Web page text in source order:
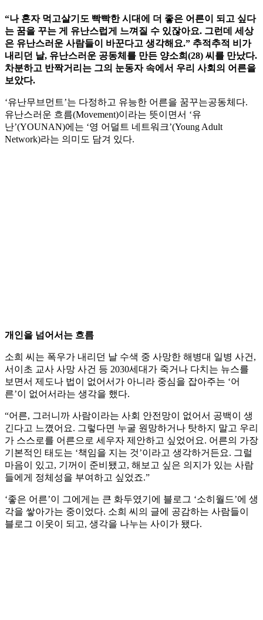
“나 혼자 먹고살기도 빡빡한 시대에 더 좋은 어른이 되고 싶다
는 꿈을 꾸는 게 유난스럽게 느껴질 수 있잖아요. 그런데 세상
은 유난스러운 사람들이 바꾼다고 생각해요.” 추적추적 비가
내리던 날, 유난스러운 공동체를 만든 양소희(28) 씨를 만났다.
차분하고 반짝거리는 그의 눈동자 속에서 우리 사회의 어른을
보았다.
‘유난무브먼트’는 다정하고 유능한 어른을 꿈꾸는공동체다.
유난스러운 흐름(Movement)이라는 뜻이면서 ‘유
난’(YOUNAN)에는 ‘영 어덜트 네트워크’(Young Adult
Network)라는 의미도 담겨 있다.
개인을 넘어서는 흐름
소희 씨는 폭우가 내리던 날 수색 중 사망한 해병대 일병 사건,
서이초 교사 사망 사건 등 2030세대가 죽거나 다치는 뉴스를
보면서 제도나 법이 없어서가 아니라 중심을 잡아주는 ‘어
른’이 없어서라는 생각을 했다.
“어른, 그러니까 사람이라는 사회 안전망이 없어서 공백이 생
긴다고 느꼈어요. 그렇다면 누굴 원망하거나 탓하지 말고 우리
가 스스로를 어른으로 세우자 제안하고 싶었어요. 어른의 가장
기본적인 태도는 ‘책임을 지는 것’이라고 생각하거든요. 그럴
마음이 있고, 기꺼이 준비됐고, 해보고 싶은 의지가 있는 사람
들에게 정체성을 부여하고 싶었죠.”
‘좋은 어른’이 그에게는 큰 화두였기에 블로그 ‘소히월드’에 생
각을 쌓아가는 중이었다. 소희 씨의 글에 공감하는 사람들이
블로그 이웃이 되고, 생각을 나누는 사이가 됐다.